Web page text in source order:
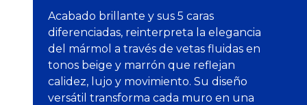
Acabado brillante y sus 5 caras
diferenciadas, reinterpreta la elegancia
del mármol a través de vetas fluidas en
tonos beige y marrón que reflejan
calidez, lujo y movimiento. Su diseño
versátil transforma cada muro en una